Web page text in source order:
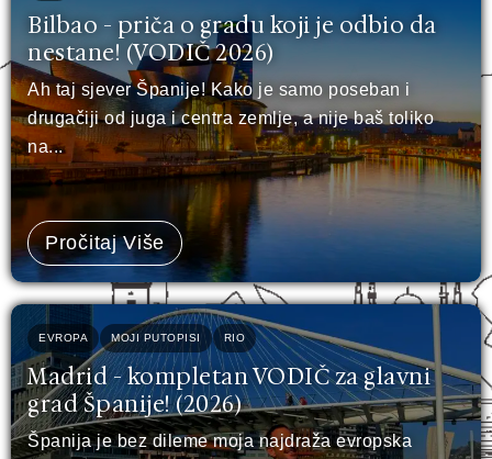
Bilbao - priča o gradu koji je odbio da
nestane! (VODIČ 2026)
Ah taj sjever Španije! Kako je samo poseban i
drugačiji od juga i centra zemlje, a nije baš toliko
na...
Pročitaj Više
EVROPA MOJI PUTOPISI RIO
Madrid - kompletan VODIČ za glavni
grad Španije! (2026)
Španija je bez dileme moja najdraža evropska